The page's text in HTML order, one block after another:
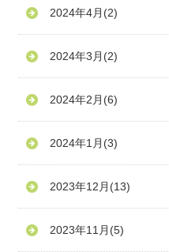
2024年4月 (2)
2024年3月 (2)
2024年2月 (6)
2024年1月 (3)
2023年12月 (13)
2023年11月 (5)